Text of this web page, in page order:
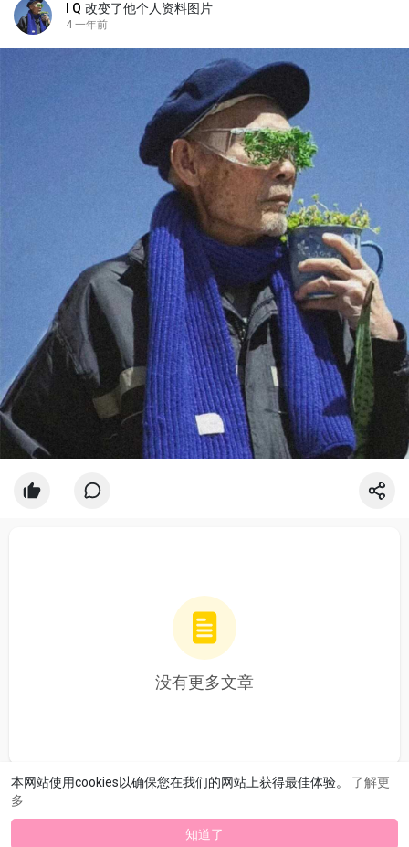
本网站使用cookies以确保您在我们的网站上获得最佳体验。 了解更
多
知道了
I Q 改变了他个人资料图片
4 一年前
没有更多文章